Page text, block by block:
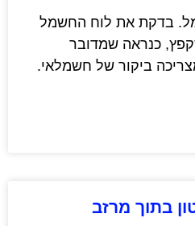
בדקת את לוח החשמל
כנראה שמדובר
ביקור של חשמלאי.
בתוך מרזב